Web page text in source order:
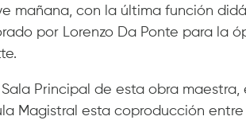
mañana, con la última función
por Lorenzo Da Ponte para la
Principal de esta obra maestra,
Magistral esta coproducción